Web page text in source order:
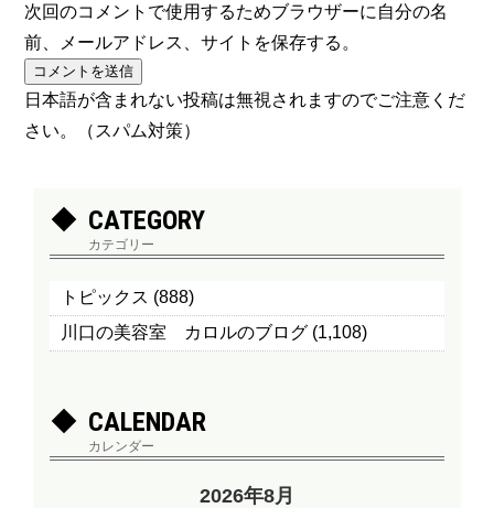
次回のコメントで使用するためブラウザーに自分の名
前、メールアドレス、サイトを保存する。
日本語が含まれない投稿は無視されますのでご注意くだ
さい。（スパム対策）
CATEGORY
カテゴリー
トピックス (888)
川口の美容室 カロルのブログ (1,108)
CALENDAR
カレンダー
2026年8月